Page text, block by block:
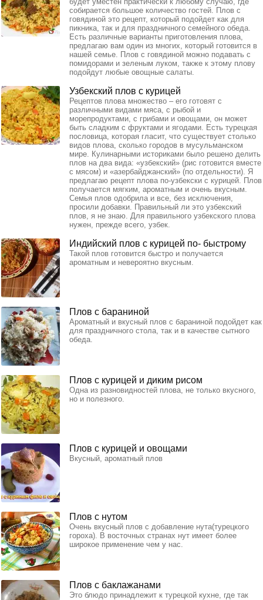
собирается большое количество гостей. Плов с
говядиной это рецепт, который подойдет как для
пикника, так и для праздничного семейного обеда.
Есть различные варианты приготовления плова,
предлагаю вам один из многих, который готовится в
нашей семье. Плов с говядиной можно подавать с
помидорами и зеленым луком, также к этому плову
подойдут любые овощные салаты.
Узбекский плов с курицей
Рецептов плова множество – его готовят с
различными видами мяса, с рыбой и
морепродуктами, с грибами и овощами, он может
быть сладким с фруктами и ягодами. Есть турецкая
пословица, которая гласит, что существует столько
видов плова, сколько городов в мусульманском
мире. Кулинарными историками было решено делить
плов на два вида: «узбекский» (рис готовится вместе
с мясом) и «азербайджанский» (по отдельности). Я
предлагаю рецепт плова по-узбекски с курицей. Плов
получается мягким, ароматным и очень вкусным.
Семья плов одобрила и все, без исключения,
просили добавки. Правильный ли это узбекский
плов, я не знаю. Для правильного узбекского плова
нужен, прежде всего, узбек.
Индийский плов с курицей по- быстрому
Такой плов готовится быстро и получается
ароматным и невероятно вкусным.
Плов с бараниной
Ароматный и вкусный плов с бараниной подойдет как
для праздничного стола, так и в качестве сытного
обеда.
Плов с курицей и диким рисом
Одна из разновидностей плова, не только вкусного,
но и полезного.
Плов с курицей и овощами
Вкусный, ароматный плов
Плов с нутом
Очень вкусный плов с добавление нута(турецкого
гороха). В восточных странах нут имеет более
широкое применение чем у нас.
Плов с баклажанами
Это блюдо принадлежит к турецкой кухне, где так